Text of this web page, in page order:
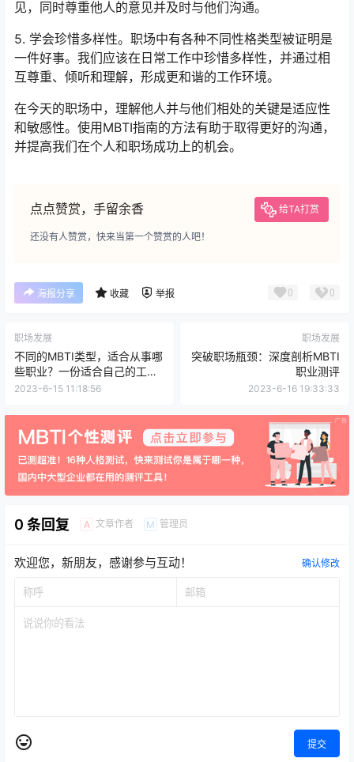
见，同时尊重他人的意见并及时与他们沟通。
5. 学会珍惜多样性。职场中有各种不同性格类型被证明是
一件好事。我们应该在日常工作中珍惜多样性，并通过相
互尊重、倾听和理解，形成更和谐的工作环境。
在今天的职场中，理解他人并与他们相处的关键是适应性
和敏感性。使用MBTI指南的方法有助于取得更好的沟通，
并提高我们在个人和职场成功上的机会。
点点赞赏，手留余香 给TA打赏
还没有人赞赏，快来当第一个赞赏的人吧！
海报分享 收藏 举报 0 0
职场发展
不同的MBTI类型，适合从事哪
些职业？一份适合自己的工作
等你来找！
2023-6-15 11:18:56
职场发展
突破职场瓶颈：深度剖析MBTI
职业测评
2023-6-16 19:33:33
0 条回复 A 文章作者 M 管理员
欢迎您，新朋友，感谢参与互动！ 确认修改
提交